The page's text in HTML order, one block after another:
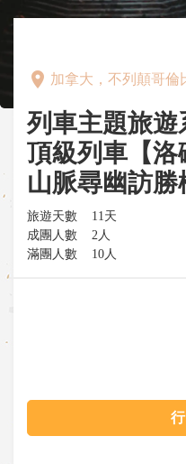
place 加拿大，不列顛哥倫
列車主題旅遊
頂級列車【
山脈尋幽訪勝
旅遊天數
11天
成團人數
2人
滿團人數
10人